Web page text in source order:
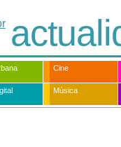
Cine
Música